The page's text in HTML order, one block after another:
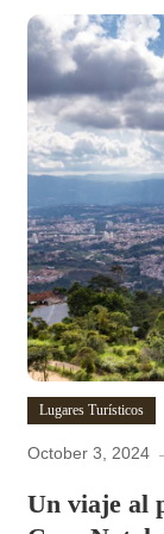
Lugares Turísticos
October 3, 2024
Un viaje al